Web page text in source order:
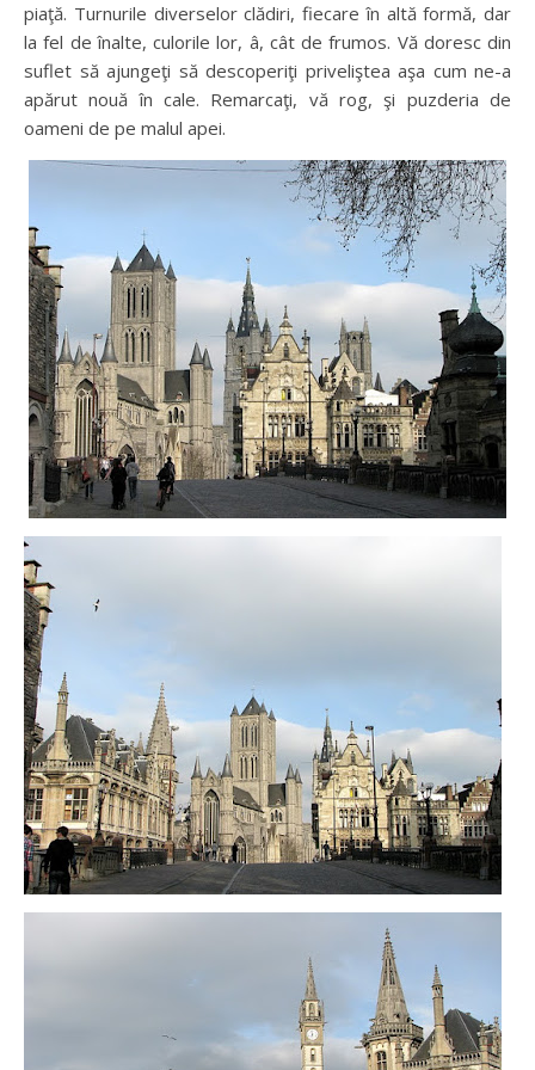
piaţă. Turnurile diverselor clădiri, fiecare în altă formă, dar
la fel de înalte, culorile lor, â, cât de frumos. Vă doresc din
suflet să ajungeţi să descoperiţi priveliştea aşa cum ne-a
apărut nouă în cale. Remarcaţi, vă rog, şi puzderia de
oameni de pe malul apei.